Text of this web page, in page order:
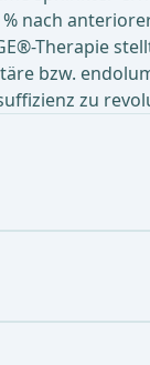
nach
Therapie
bzw.
zu